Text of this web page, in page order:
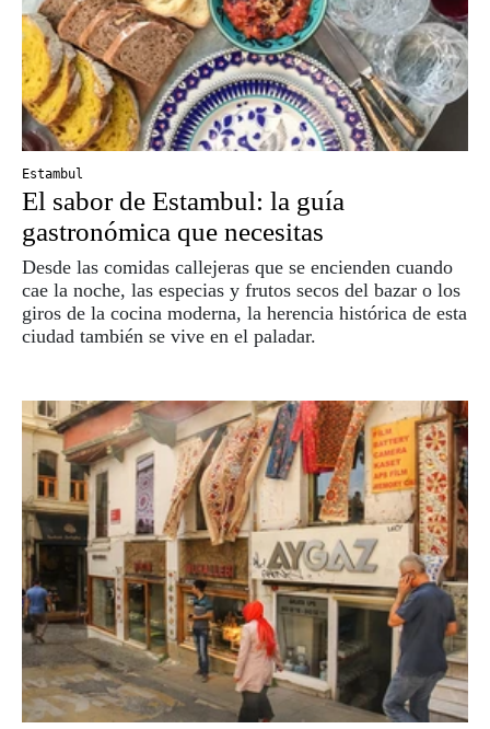
Estambul
El sabor de Estambul: la guía
gastronómica que necesitas
Desde las comidas callejeras que se encienden cuando
cae la noche, las especias y frutos secos del bazar o los
giros de la cocina moderna, la herencia histórica de esta
ciudad también se vive en el paladar.